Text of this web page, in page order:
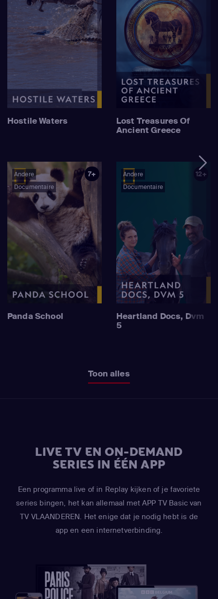
Hostile Waters
Lost Treasures Of
Ancient Greece
Andere
Documentaire
7+
Panda School
Andere
Documentaire
12+
Heartland Docs, Dvm
5
Toon alles
LIVE TV EN ON-DEMAND
SERIES IN ÉÉN APP
Een programma live of in Replay kijken of je favoriete
series bingen, het kan allemaal met APP TV Basic van
TV VLAANDEREN. Het enige dat je nodig hebt is de
app en een internetverbinding.